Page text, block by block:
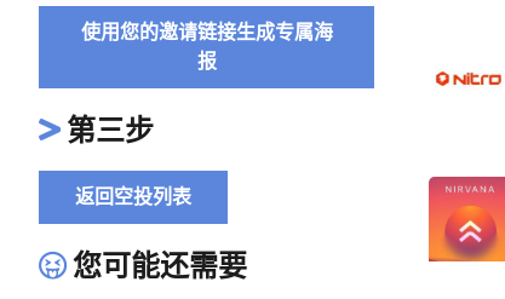
使用您的邀请链接生成专属海
报
第三步
返回空投列表
您可能还需要